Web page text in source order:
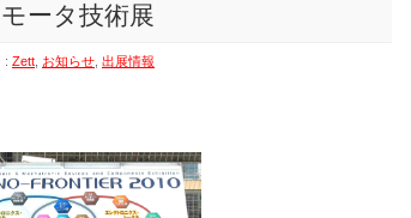
ータ技術展
: Zett お知らせ 出展情報